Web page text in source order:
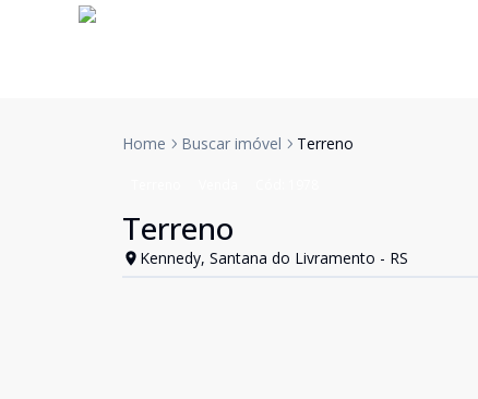
Home Buscar imóvel Terreno
Terreno
Kennedy, Santana do Livramento - RS